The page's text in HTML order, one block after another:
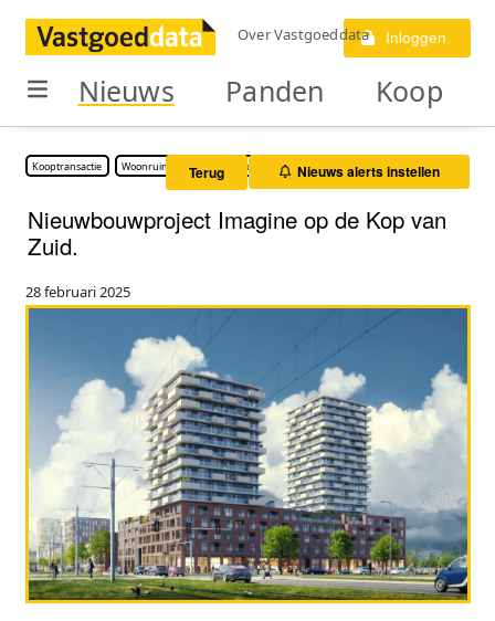
Over Vastgoeddata Inloggen
Nieuws Panden Koop
Kooptransactie Woonruimte Zorgvastgoed
Terug Nieuws alerts instellen
Nieuwbouwproject Imagine op de Kop van
Zuid.
28 februari 2025